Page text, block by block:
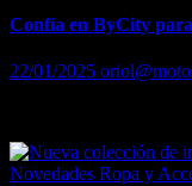
Confía en ByCity
22/01/2025
Novedades Ropa y